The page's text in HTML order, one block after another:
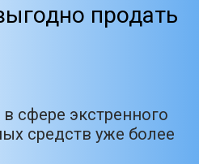
продать
сфере экстренного
средств уже более